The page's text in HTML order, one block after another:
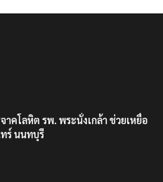
าคโลหิต รพ. พระนั่งเกล้า ช่วยเหยื่อ
ทร์ นนทบุรี